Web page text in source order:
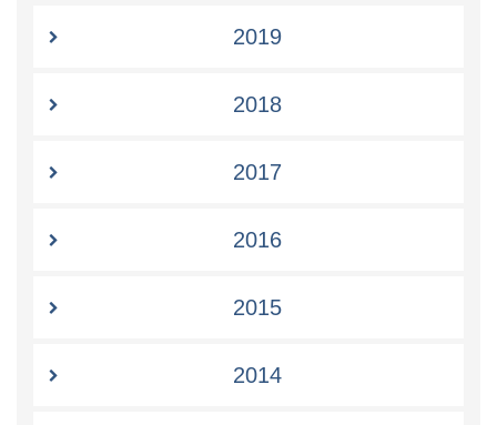
2019
2018
2017
2016
2015
2014